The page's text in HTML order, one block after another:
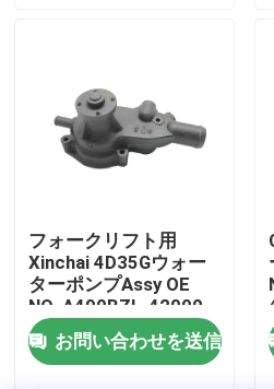
エンジン組成
シリンダーヘッドとバルブ
計時器列車の組立
フォークリフト用
Xinchai 4D35Gウォー
ターポンプAssy OE
NO. A490BZL-42000
(1ヶ月保証付き)
お問い合わせを送信